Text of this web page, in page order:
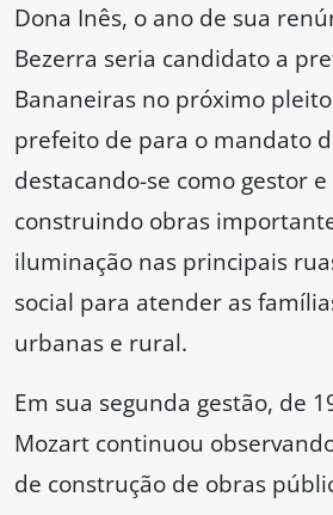
Dona Inês, o ano de sua
Bezerra seria candidato a
Bananeiras no próximo
prefeito de para o mandato
destacando-se como gestor
construindo obras
iluminação nas principais
social para atender as
urbanas e rural.
Em sua segunda gestão, de
Mozart continuou
de construção de obras